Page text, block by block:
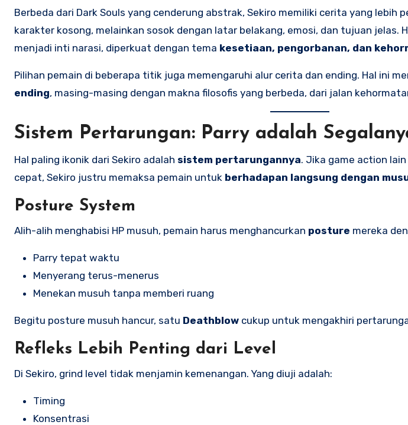
Berbeda dari Dark Souls yang cenderung abstrak, Sekiro memiliki cerita yang lebih
karakter kosong, melainkan sosok dengan latar belakang, emosi, dan tujuan jelas.
menjadi inti narasi, diperkuat dengan tema kesetiaan, pengorbanan, dan
Pilihan pemain di beberapa titik juga memengaruhi alur cerita dan ending. Hal ini
ending, masing-masing dengan makna filosofis yang berbeda, dari jalan
Sistem Pertarungan: Parry adalah
Hal paling ikonik dari Sekiro adalah sistem pertarungannya. Jika game action
cepat, Sekiro justru memaksa pemain untuk berhadapan langsung dengan
Posture System
Alih-alih menghabisi HP musuh, pemain harus menghancurkan posture mereka
Parry tepat waktu
Menyerang terus-menerus
Menekan musuh tanpa memberi ruang
Begitu posture musuh hancur, satu Deathblow cukup untuk mengakhiri
Refleks Lebih Penting dari Level
Di Sekiro, grind level tidak menjamin kemenangan. Yang diuji adalah:
Timing
Konsentrasi